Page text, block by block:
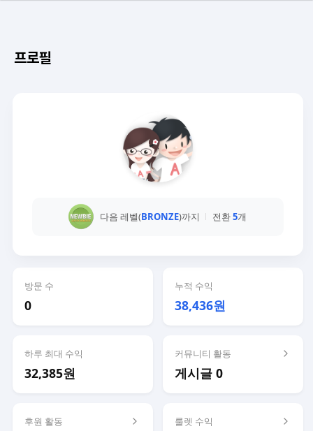
프로필
다음 레벨(BRONZE)까지 전환5개
방문 수
0
누적 수익
38,436원
하루 최대 수익
32,385원
커뮤니티 활동
게시글 0
후원 활동 룰렛 수익